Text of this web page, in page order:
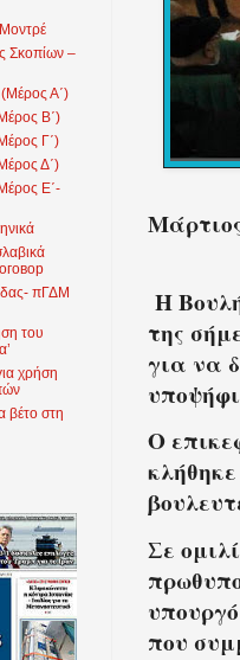
Η
της
για να
Ο
Σε
που
Σκοπίων –
Α΄)
Β΄)
Γ΄)
Δ΄)
Ε΄-
πΓΔΜ
του
χρήση
βέτο στη